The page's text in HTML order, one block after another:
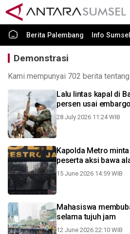
Berita Palembang Info Sumsel
Demonstrasi
Kami mempunyai 702 berita
Lalu lintas kapal di
persen usai
28 July 2026 11:24 WIB
Kapolda Metro
peserta aksi bawa
15 June 2026 14:59 WIB
Mahasiswa
selama tujuh jam
12 June 2026 22:10 WIB